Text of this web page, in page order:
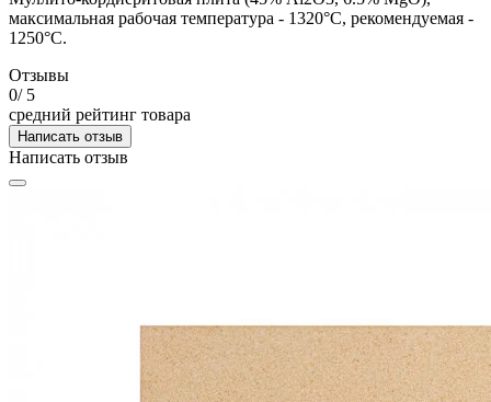
максимальная рабочая температура - 1320°С, рекомендуемая -
1250°С.
Отзывы
0/ 5
средний рейтинг товара
Написать отзыв
Написать отзыв